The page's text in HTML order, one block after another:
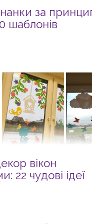
за
шаблонів
вікон
22 чудові ідеї